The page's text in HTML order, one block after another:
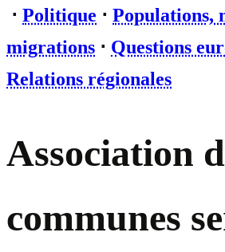
⋅ Politique ⋅ Populations,
migrations ⋅ Questions
Relations régionales
Association
communes